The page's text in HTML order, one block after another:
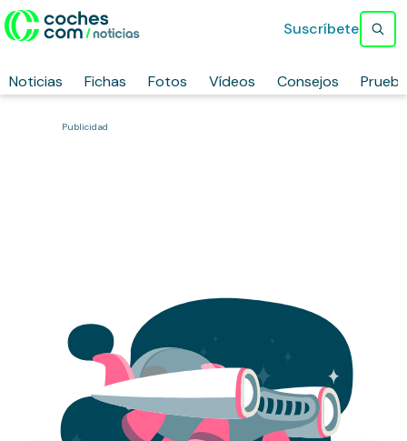
Noticias Fichas Fotos Vídeos Consejos
Suscríbete
Publicidad